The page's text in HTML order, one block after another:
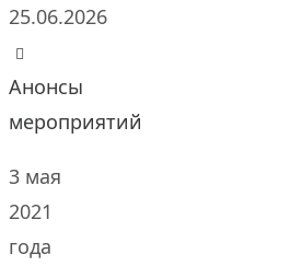
25.06.2026
Анонсы
мероприятий
3 мая
2021
года